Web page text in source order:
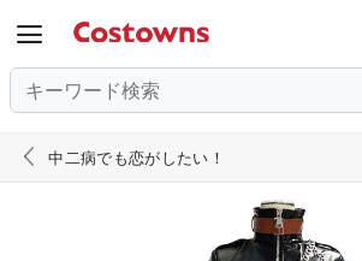

 中二病でも恋がしたい！